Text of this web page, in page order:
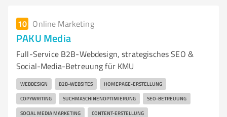
10 Online Marketing
PAKU Media
Full-Service B2B-Webdesign, strategisches SEO &
Social-Media-Betreuung für KMU
WEBDESIGN B2B-WEBSITES HOMEPAGE-ERSTELLUNG
COPYWRITING SUCHMASCHINENOPTIMIERUNG SEO-BETREUUNG
SOCIAL MEDIA MARKETING CONTENT-ERSTELLUNG